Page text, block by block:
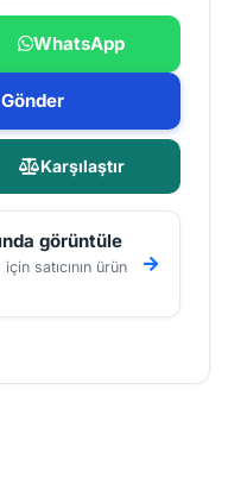
WhatsApp
Karşılaştır
görüntüle
satıcının ürün